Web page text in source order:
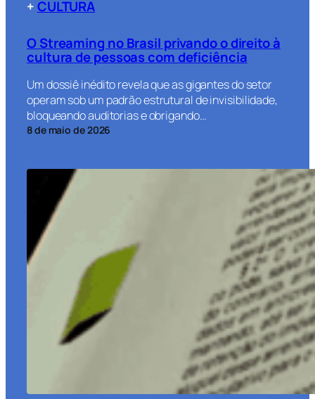
+CULTURA
O Streaming no Brasil privando o direito à
cultura de pessoas com deficiência
Um dossiê inédito revela que as gigantes do setor
operam sob um padrão estrutural de invisibilidade,
bloqueando auditorias e obrigando…
8 de maio de 2026